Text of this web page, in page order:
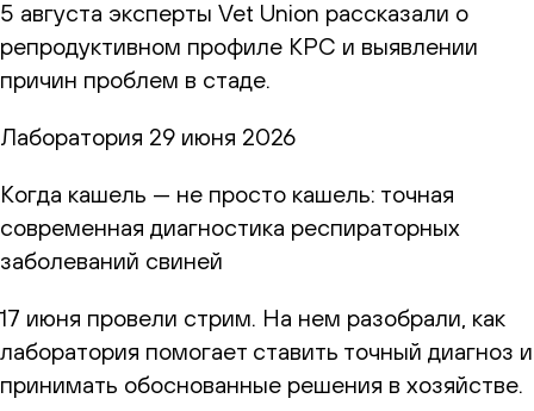
5 августа эксперты Vet Union рассказали о
репродуктивном профиле КРС и выявлении
причин проблем в стаде.
Лаборатория 29 июня 2026
Когда кашель — не просто кашель: точная
современная диагностика респираторных
заболеваний свиней
17 июня провели стрим. На нем разобрали, как
лаборатория помогает ставить точный диагноз и
принимать обоснованные решения в хозяйстве.